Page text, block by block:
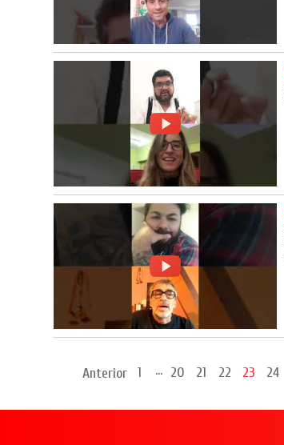
Anterior 1 ... 20 21 22 23 24